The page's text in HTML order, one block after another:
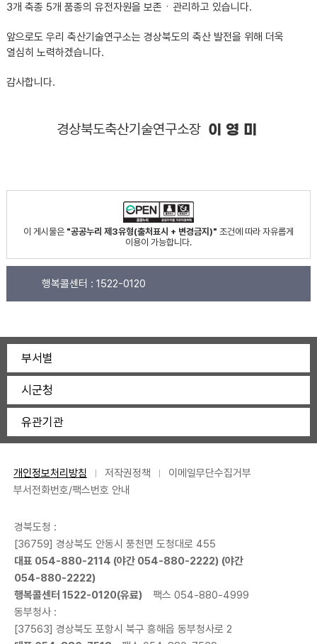
3개 축종 5개 품종의 유전자원을 보존ㆍ관리하고 있습니다.
앞으로도 우리 축산기술연구소는 경상북도의 축산 발전을 위해 더욱
열심히 노력하겠습니다.
감사합니다.
경상북도축산기술연구소장 이 영 미
이 게시물은 "공공누리 제3유형(출처표시 + 변경금지)" 조건에 따라 자유롭게
이용이 가능합니다.
행복콜센터 : 1522-0120
부서별
시군청
유관기관
개인정보처리방침 저작권정책
이메일무단수집거부
부서전화번호/팩스번호 안내
경북도청 :
[36759] 경상북도 안동시 풍천면 도청대로 455
대표 054-880-2114 (야간 054-880-2222) (야간
054-880-2222)
행복콜센터 1522-0120(유료)
팩스 054-880-4999
동부청사 :
[37563] 경상북도 포항시 북구 흥해읍 동부청사로 2